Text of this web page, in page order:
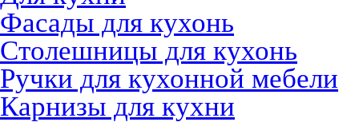
Фасады для кухонь
Столешницы для кухонь
Ручки для кухонной мебели
Карнизы для кухни